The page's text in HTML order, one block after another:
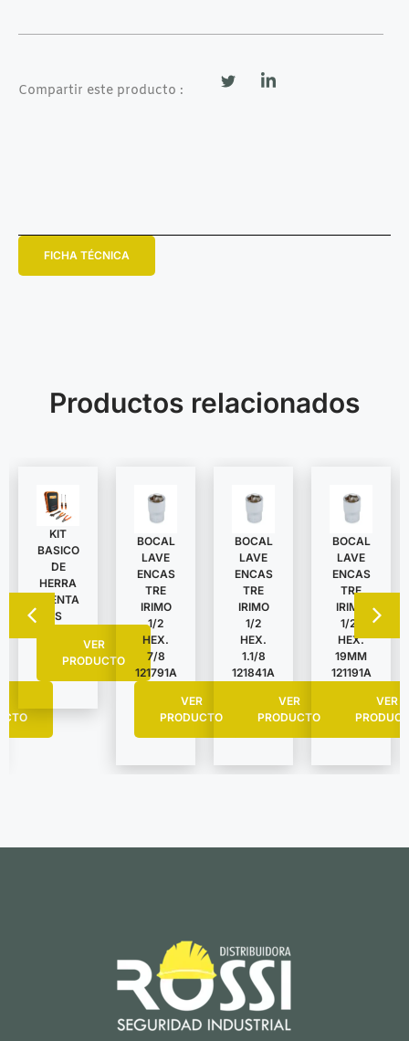
Compartir este producto :
FICHA TÉCNICA
Productos relacionados
KIT
BASICO
DE
HERRA
MIENTA
S
VER
PRODUCTO
BOCAL
LAVE
ENCAS
TRE
IRIMO
1/2
HEX.
7/8
121791A
VER
PRODUCTO
BOCAL
LAVE
ENCAS
TRE
IRIMO
1/2
HEX.
1.1/8
121841A
VER
PRODUCTO
BOCAL
LAVE
ENCAS
TRE
IRIMO
1/2″
HEX.
19MM
121191A
VER